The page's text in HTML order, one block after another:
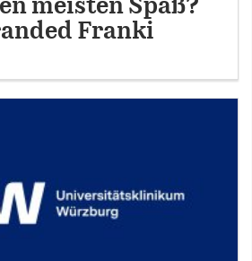
meisten Spaß?
Franki